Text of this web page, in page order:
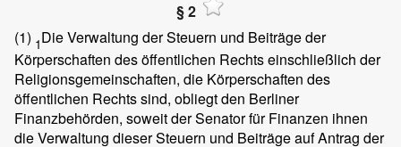
§ 2
(1) 1Die Verwaltung der Steuern und Beiträge der
Körperschaften des öffentlichen Rechts einschließlich der
Religionsgemeinschaften, die Körperschaften des
öffentlichen Rechts sind, obliegt den Berliner
Finanzbehörden, soweit der Senator für Finanzen ihnen
die Verwaltung dieser Steuern und Beiträge auf Antrag der